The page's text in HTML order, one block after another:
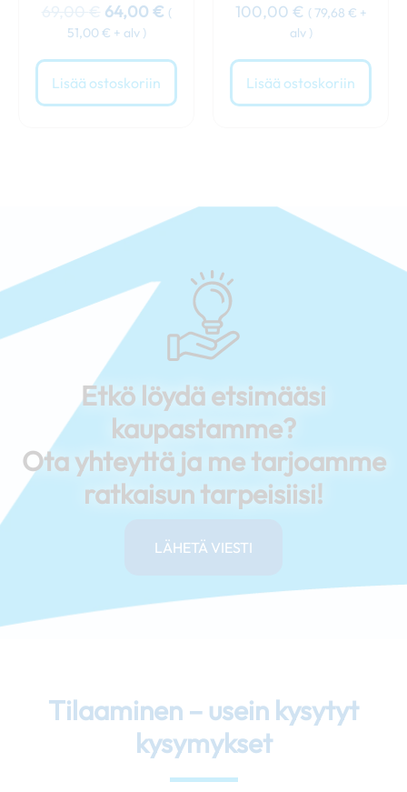
64,00 € (
51,00€ + alv )
Lisää ostoskoriin
100,00 € ( 79,68 € +
alv )
Lisää ostoskoriin
Etkö löydä etsimääsi
kaupastamme?
Ota yhteyttä ja me tarjoamme
ratkaisun tarpeisiisi!
LÄHETÄ VIESTI
Tilaaminen – usein kysytyt
kysymykset